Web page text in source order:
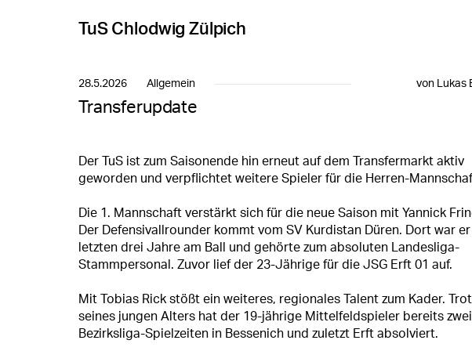
TuS Chlodwig Zülpich
28.5.2026 Allgemein von Lukas
Transferupdate
Der TuS ist zum Saisonende hin erneut auf dem Transfermarkt aktiv
geworden und verpflichtet weitere Spieler für die Herren-
Die 1. Mannschaft verstärkt sich für die neue Saison mit Yannick
Der Defensivallrounder kommt vom SV Kurdistan Düren. Dort war
letzten drei Jahre am Ball und gehörte zum absoluten Landesliga-
Stammpersonal. Zuvor lief der 23-Jährige für die JSG Erft 01 auf.
Mit Tobias Rick stößt ein weiteres, regionales Talent zum Kader.
seines jungen Alters hat der 19-jährige Mittelfeldspieler bereits zwei
Bezirksliga-Spielzeiten in Bessenich und zuletzt Erft absolviert.